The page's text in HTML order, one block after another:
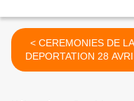
< CEREMONIES DE LA
DEPORTATION 28 AVRIL
2019.....